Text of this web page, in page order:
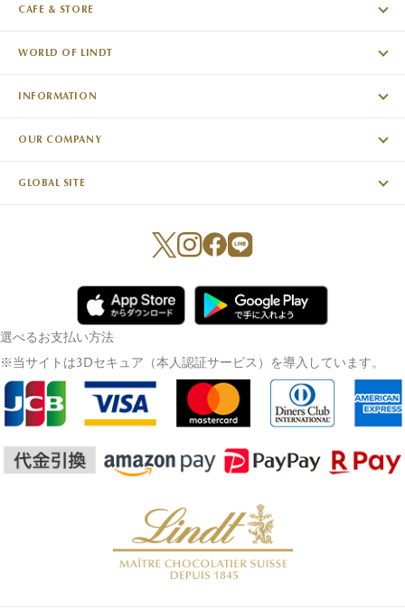
CAFE & STORE
WORLD OF LINDT
INFORMATION
OUR COMPANY
GLOBAL SITE
選べるお支払い方法
※当サイトは3Dセキュア（本人認証サービス）を導入しています。